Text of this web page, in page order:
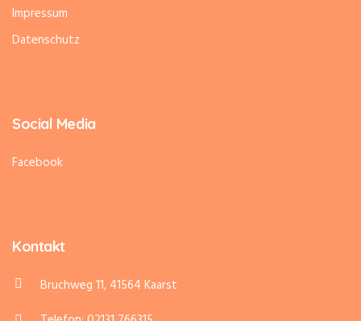
Impressum
Datenschutz
Social Media
Facebook
Kontakt
Bruchweg 11, 41564 Kaarst